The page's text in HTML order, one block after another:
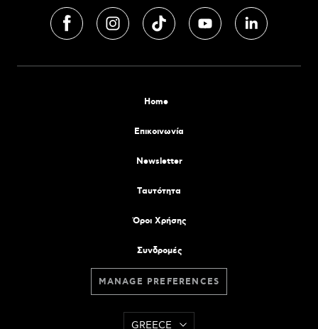
Home
Επικοινωνία
Newsletter
Tαυτότητα
Όροι Χρήσης
Συνδρομές
MANAGE PREFERENCES
GREECE